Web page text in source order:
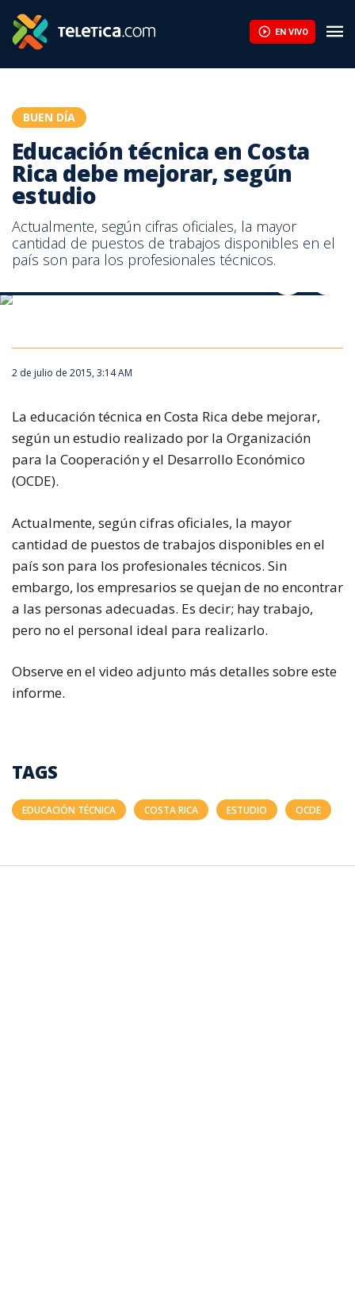
EN VIVO
BUEN DÍA
Educación técnica en Costa
Rica debe mejorar, según
estudio
Actualmente, según cifras oficiales, la mayor
cantidad de puestos de trabajos disponibles en el
país son para los profesionales técnicos.
2 de julio de 2015, 3:14 AM
La educación técnica en Costa Rica debe mejorar,
según un estudio realizado por la Organización
para la Cooperación y el Desarrollo Económico
(OCDE).
Actualmente, según cifras oficiales, la mayor
cantidad de puestos de trabajos disponibles en el
país son para los profesionales técnicos. Sin
embargo, los empresarios se quejan de no encontrar
a las personas adecuadas. Es decir; hay trabajo,
pero no el personal ideal para realizarlo.
Observe en el video adjunto más detalles sobre este
informe.
TAGS
EDUCACIÓN TÉCNICA COSTA RICA ESTUDIO OCDE